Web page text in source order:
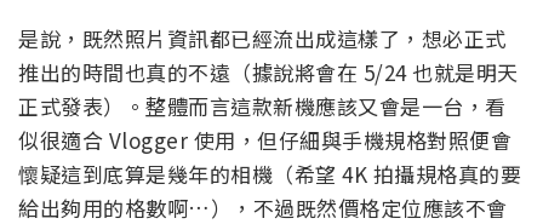
是說，既然照片資訊都已經流出成這樣了，想必正式
推出的時間也真的不遠（據說將會在 5/24 也就是明天
正式發表）。整體而言這款新機應該又會是一台，看
似很適合 Vlogger 使用，但仔細與手機規格對照便會
懷疑這到底算是幾年的相機（希望 4K 拍攝規格真的要
給出夠用的格數啊…），不過既然價格定位應該不會